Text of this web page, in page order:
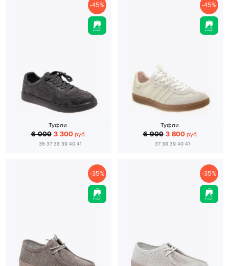
-45%
Туфли
6 000 3 300руб.
36 37 38 39 40 41
-45%
Туфли
6 900 3 800руб.
37 38 39 40 41
-35% -35%